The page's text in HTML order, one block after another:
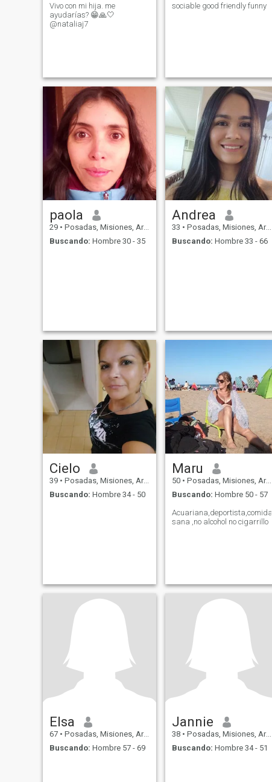
Vivo con mi hija. me
ayudarías? 😁🙏🤍
@nataliaj7
sociable good friendly funny
paola
29 • Posadas, Misiones, Argentina
Buscando: Hombre 30 - 35
Andrea
33 • Posadas, Misiones, Argentina
Buscando: Hombre 33 - 66
Cielo
39 • Posadas, Misiones, Argentina
Buscando: Hombre 34 - 50
Maru
50 • Posadas, Misiones, Argentina
Buscando: Hombre 50 - 57
Acuariana,deportista,comida
sana ,no alcohol no cigarrillo
Elsa
67 • Posadas, Misiones, Argentina
Buscando: Hombre 57 - 69
Jannie
38 • Posadas, Misiones, Argentina
Buscando: Hombre 34 - 51